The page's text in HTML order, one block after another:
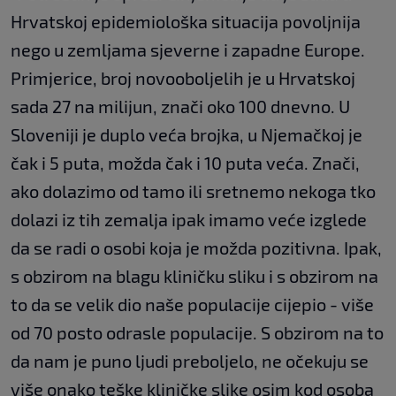
Hrvatskoj epidemiološka situacija povoljnija
nego u zemljama sjeverne i zapadne Europe.
Primjerice, broj novooboljelih je u Hrvatskoj
sada 27 na milijun, znači oko 100 dnevno. U
Sloveniji je duplo veća brojka, u Njemačkoj je
čak i 5 puta, možda čak i 10 puta veća. Znači,
ako dolazimo od tamo ili sretnemo nekoga tko
dolazi iz tih zemalja ipak imamo veće izglede
da se radi o osobi koja je možda pozitivna. Ipak,
s obzirom na blagu kliničku sliku i s obzirom na
to da se velik dio naše populacije cijepio - više
od 70 posto odrasle populacije. S obzirom na to
da nam je puno ljudi preboljelo, ne očekuju se
više onako teške kliničke slike osim kod osoba